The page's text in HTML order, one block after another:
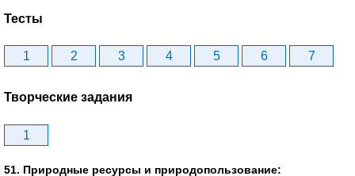
Тесты
1 2 3 4 5 6 7
Творческие задания
1
51. Природные ресурсы и природопользование: